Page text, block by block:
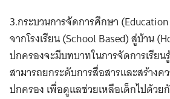
3.กระบวนการจัดการศึกษา
จากโรงเรียน (School Based) สู่บ้าน
ปกครองจะมีบทบาทในการจัดการเรีย
สามารถยกระดับการสื่อสารและสร้าง
ปกครอง เพื่อดูแลช่วยเหลือเด็กไปด้วย